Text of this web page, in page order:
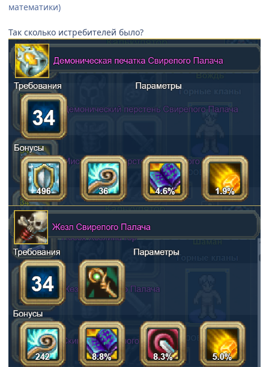
математики)
Так сколько истребителей было?